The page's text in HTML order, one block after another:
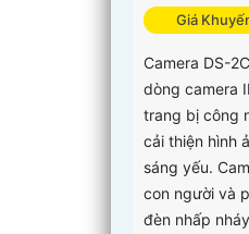
Giá
Camera DS-
dòng camera
trang bị công
cải thiện hình
sáng yếu.
con người và
đèn nhấp